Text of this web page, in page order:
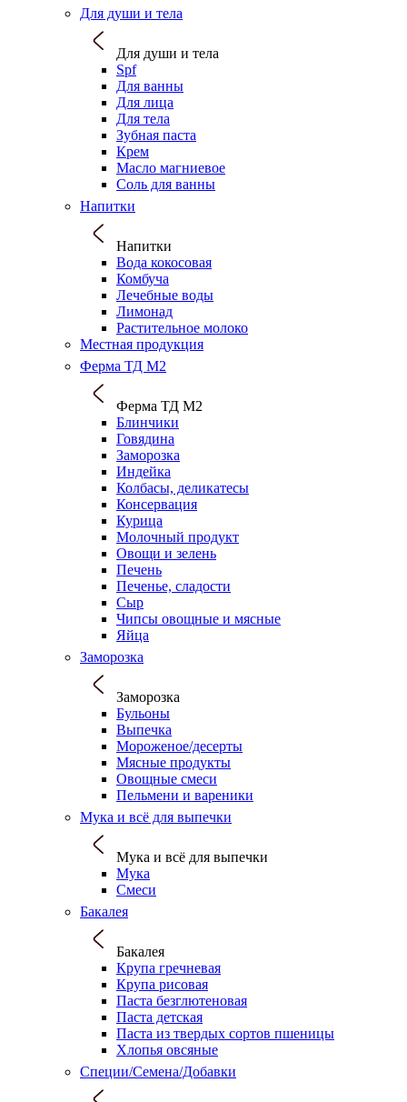
Для души и тела
Для души и тела
Spf
Для ванны
Для лица
Для тела
Зубная паста
Крем
Масло магниевое
Соль для ванны
Напитки
Напитки
Вода кокосовая
Комбуча
Лечебные воды
Лимонад
Растительное молоко
Местная продукция
Ферма ТД М2
Ферма ТД М2
Блинчики
Говядина
Заморозка
Индейка
Колбасы, деликатесы
Консервация
Курица
Молочный продукт
Овощи и зелень
Печень
Печенье, сладости
Сыр
Чипсы овощные и мясные
Яйца
Заморозка
Заморозка
Бульоны
Выпечка
Мороженое/десерты
Мясные продукты
Овощные смеси
Пельмени и вареники
Мука и всё для выпечки
Мука и всё для выпечки
Мука
Смеси
Бакалея
Бакалея
Крупа гречневая
Крупа рисовая
Паста безглютеновая
Паста детская
Паста из твердых сортов пшеницы
Хлопья овсяные
Специи/Семена/Добавки